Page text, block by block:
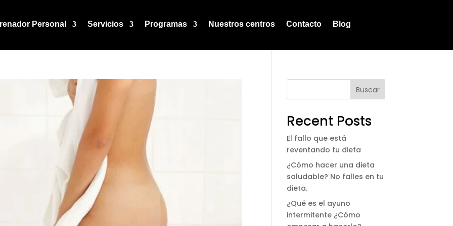
Personal Servicios Programas Nuestros centros Contacto Blog
Buscar
Recent Posts
El fallo que está
reventando tu dieta
¿Cómo hacer una dieta
saludable? No falles en tu
dieta.
¿Qué es el ayuno
intermitente ¿Cómo